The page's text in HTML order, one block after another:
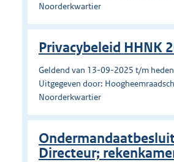
Noorderkwartier
Privacybeleid HHNK
Geldend van 13-09-2025 t/m heden
Uitgegeven door:
Noorderkwartier
Directeur;